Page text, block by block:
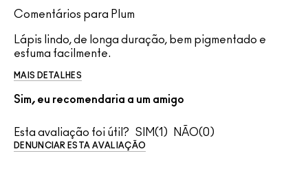
Comentários para Plum
Lápis lindo, de longa duração, bem pigmentado e
esfuma facilmente.
MAIS DETALHES
Sim, eu recomendaria a um amigo
Esta avaliação foi útil? 1 0
DENUNCIAR ESTA AVALIAÇÃO